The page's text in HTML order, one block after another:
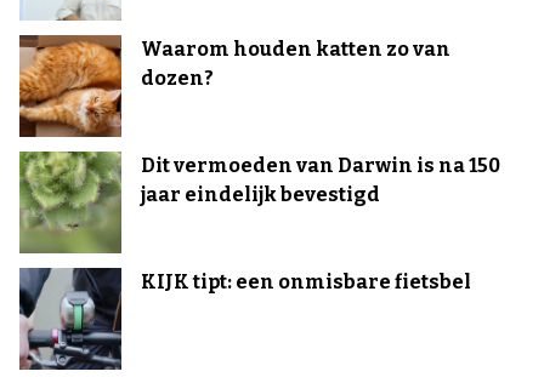
Waarom houden katten zo van
dozen?
Dit vermoeden van Darwin is na 150
jaar eindelijk bevestigd
KIJK tipt: een onmisbare fietsbel